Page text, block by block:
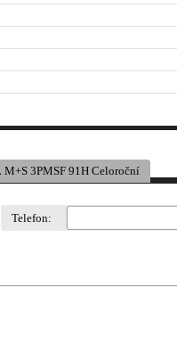
3PMSF 91H Celoroční
Telefon: